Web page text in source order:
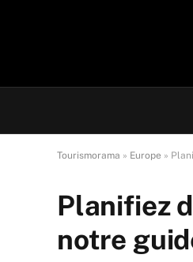
Tourismorama » Europe »
Planifiez
notre